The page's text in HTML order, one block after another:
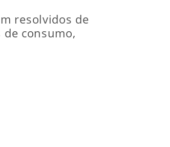
resolvidos de
consumo,